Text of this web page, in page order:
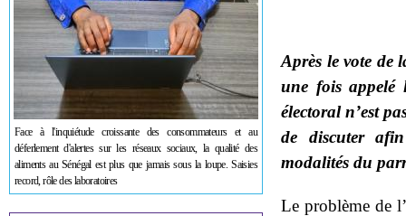
Face à l'inquiétude croissante des consommateurs et au
déferlement d'alertes sur les réseaux sociaux, la qualité des
aliments au Sénégal est plus que jamais sous la loupe. Saisies
record, rôle des laboratoires
Après le vote de
une fois appelé
électoral n’est
de discuter
modalités du
Le problème de